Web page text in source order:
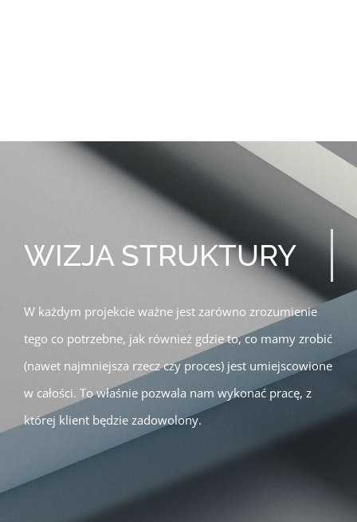
WIZJA STRUKTURY
W każdym projekcie ważne jest zarówno zrozumienie
tego co potrzebne, jak również gdzie to, co mamy zrobić
(nawet najmniejsza rzecz czy proces) jest umiejscowione
w całości. To właśnie pozwala nam wykonać pracę, z
której klient będzie zadowolony.